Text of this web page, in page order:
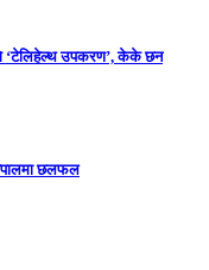
‘टेलिहेल्थ उपकरण’, केके छन
नेपालमा छलफल